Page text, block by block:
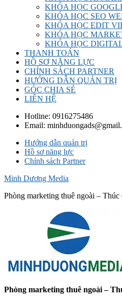
KHÓA HỌC
KHÓA HỌC SEO
KHÓA HỌC EDIT
KHÓA HỌC
KHÓA HỌC
THANH TOÁN
HỒ SƠ NĂNG LỰC
CHÍNH SÁCH PARTNER
HƯỚNG DẪN QUẢN TRỊ
GÓC CHIA SẺ
LIÊN HỆ
Hotline: 0916275486
Email:
Hướng dẫn quản trị
Hồ sơ năng lực
Chính sách Partner
Minh Dương Media
Phòng marketing thuê ngoài – Thúc
Phòng marketing thuê ngoài –